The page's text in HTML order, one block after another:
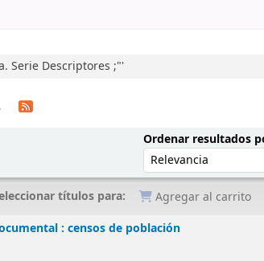
Serie Descriptores ;"'
Ordenar resultados
títulos para:
Agregar al carrito
: censos de población